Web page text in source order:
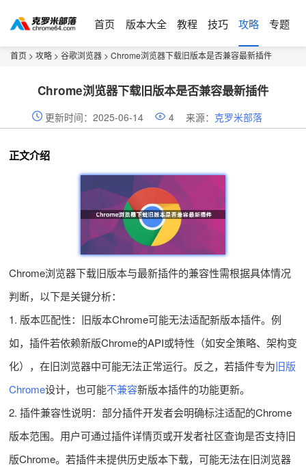
首页 版本大全 教程 技巧 攻略 专题
首页 > 攻略 > 谷歌浏览器 > Chrome浏览器下载旧版本是否兼容最新插件
Chrome浏览器下载旧版本是否兼容最新插件
更新时间：2025-06-14 4 来源： 克罗米部落
正文介绍
Chrome浏览器下载旧版本与最新插件的兼容性需根据具体情况
判断，以下是关键分析：
1. 版本匹配性：旧版本Chrome可能无法适配新版本插件。例
如，插件若依赖新版Chrome的API或特性（如安全策略、架构变
化），在旧浏览器中可能无法正常运行。反之，若插件专为旧版
Chrome设计，也可能不兼容新版本插件的功能更新。
2. 插件兼容性说明：部分插件开发者会明确标注适配的Chrome
版本范围。用户可通过插件详情页或开发者社区查询是否支持旧
版Chrome。若插件未提供历史版本下载，可能无法在旧浏览器